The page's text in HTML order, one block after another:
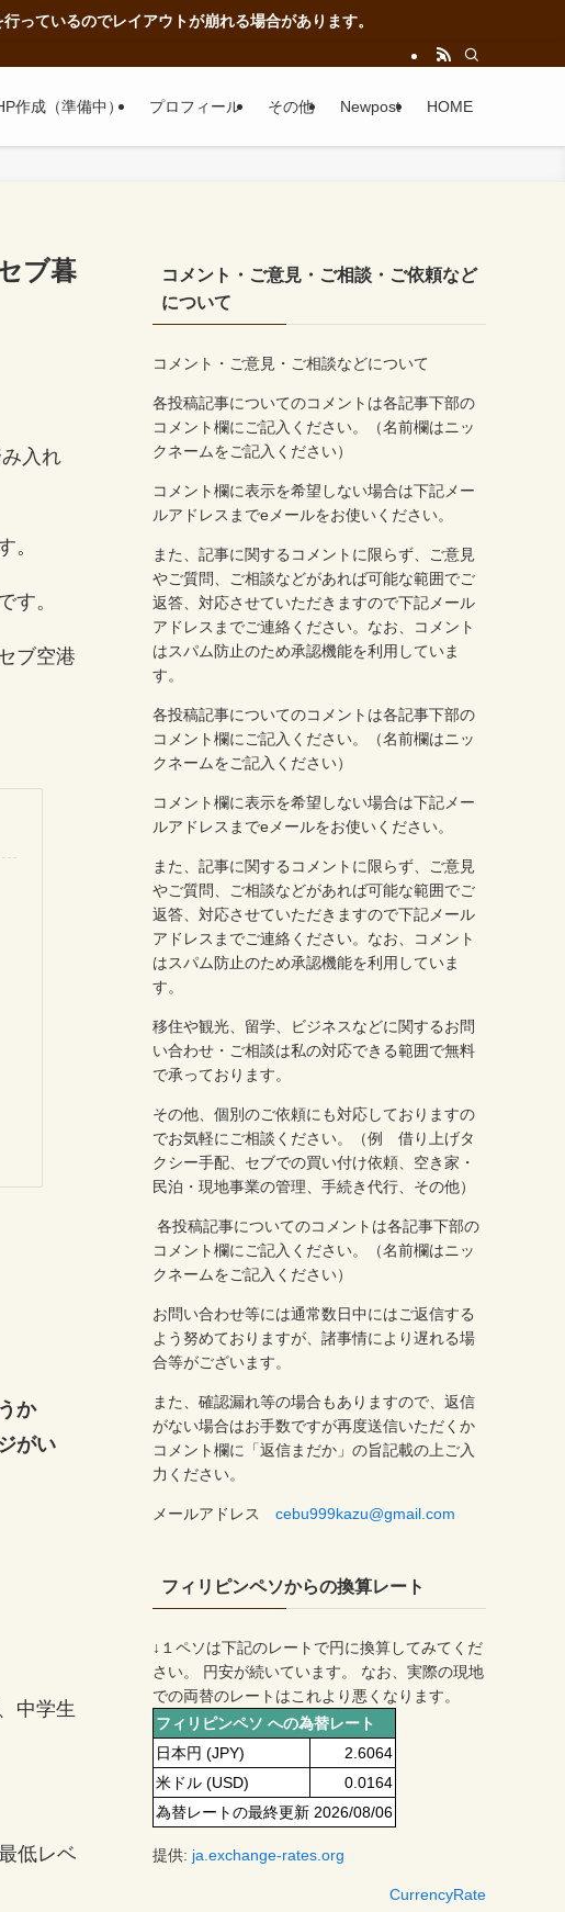
イアウトが崩れる場合があります。
作成（準備中） プロフィール その他 Newpost HOME
ブ暮
入れ
。
す。
ブ空港
か
がい
中学生
低レベ
コメント・ご意見・ご相談・ご依頼など
について
コメント・ご意見・ご相談などについて
各投稿記事についてのコメントは各記事下部の
コメント欄にご記入ください。（名前欄はニッ
クネームをご記入ください）
コメント欄に表示を希望しない場合は下記メー
ルアドレスまでeメールをお使いください。
また、記事に関するコメントに限らず、ご意見
やご質問、ご相談などがあれば可能な範囲でご
返答、対応させていただきますので下記メール
アドレスまでご連絡ください。なお、コメント
はスパム防止のため承認機能を利用していま
す。
各投稿記事についてのコメントは各記事下部の
コメント欄にご記入ください。（名前欄はニッ
クネームをご記入ください）
コメント欄に表示を希望しない場合は下記メー
ルアドレスまでeメールをお使いください。
また、記事に関するコメントに限らず、ご意見
やご質問、ご相談などがあれば可能な範囲でご
返答、対応させていただきますので下記メール
アドレスまでご連絡ください。なお、コメント
はスパム防止のため承認機能を利用していま
す。
移住や観光、留学、ビジネスなどに関するお問
い合わせ・ご相談は私の対応できる範囲で無料
で承っております。
その他、個別のご依頼にも対応しておりますの
でお気軽にご相談ください。（例 借り上げタ
クシー手配、セブでの買い付け依頼、空き家・
民泊・現地事業の管理、手続き代行、その他）
各投稿記事についてのコメントは各記事下部の
コメント欄にご記入ください。（名前欄はニッ
クネームをご記入ください）
お問い合わせ等には通常数日中にはご返信する
よう努めておりますが、諸事情により遅れる場
合等がございます。
また、確認漏れ等の場合もありますので、返信
がない場合はお手数ですが再度送信いただくか
コメント欄に「返信まだか」の旨記載の上ご入
力ください。
メールアドレス cebu999kazu@gmail.com
フィリピンペソからの換算レート
↓１ペソは下記のレートで円に換算してみてくだ
さい。 円安が続いています。 なお、実際の現地
での両替のレートはこれより悪くなります。
フィリピンペソ への為替レート
日本円 (JPY)
2.6064
米ドル (USD)
0.0164
為替レートの最終更新 2026/08/06
提供: ja.exchange-rates.org
CurrencyRate